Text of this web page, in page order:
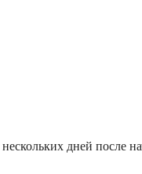
дней после